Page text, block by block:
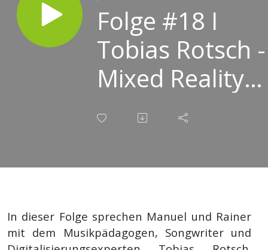
Folge #18 I
Tobias Rotsch -
Mixed Reality
trifft
In dieser Folge sprechen Manuel und Rainer
mit dem Musikpädagogen, Songwriter und